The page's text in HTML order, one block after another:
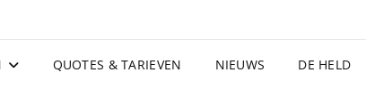
QUOTES & TARIEVEN NIEUWS DE HELD